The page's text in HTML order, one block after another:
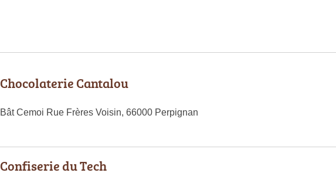
Chocolaterie Cantalou
Bât Cemoi Rue Frères Voisin, 66000 Perpignan
Confiserie du Tech